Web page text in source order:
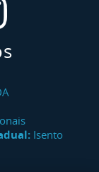
Isento